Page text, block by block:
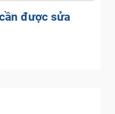
được sửa
cực kỳ cẩn thận thì
các linh kiện trong
G1 gặp vấn đề cũng là